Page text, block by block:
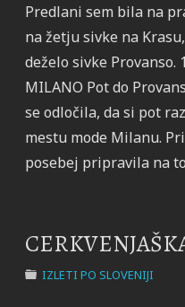
Predlani sem bila na
na žetju sivke na
deželo sivke Provanso.
MILANO Pot do
se odločila, da si pot
mestu mode Milanu.
posebej pripravila na
IZLETI PO SLOVENIJI